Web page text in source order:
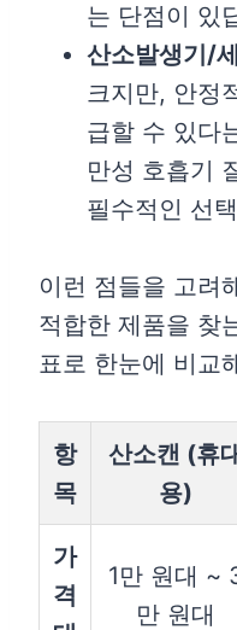
는 단점이 있
산소발생기/
크지만, 안정
급할 수 있다
만성 호흡기
필수적인 선
이런 점들을 고려
적합한 제품을 찾
표로 한눈에 비교
항
목
산소캔 (휴
용)
가
격
1만 원대 ~
만 원대